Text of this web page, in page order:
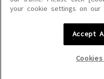
楽曲及びコンテンツの配信日、配信内
your cookie settings on our
Accept